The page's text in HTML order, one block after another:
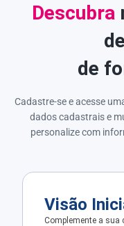
Descubra
de
Cadastre-se e acesse
dados cadastrais e
personalize com
Visão
Complemente a sua